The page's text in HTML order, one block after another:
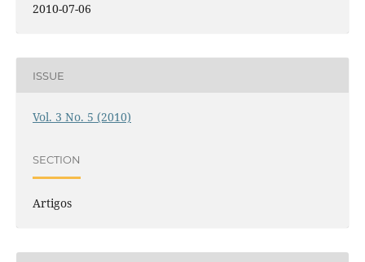
2010-07-06
ISSUE
Vol. 3 No. 5 (2010)
SECTION
Artigos